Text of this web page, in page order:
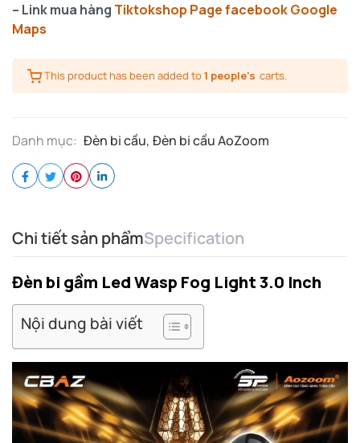
– Link mua hàng Tiktokshop Page facebookGoogle
Maps
This product has been added to1 people's carts.
Danh mục: Đèn bi cầu, Đèn bi cầu AoZoom
Chi tiết sản phẩmSpecification
Đèn bi gầm Led Wasp Fog Light 3.0 Inch
Nội dung bài viết